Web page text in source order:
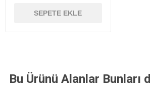
SEPETE EKLE
Bu Ürünü Alanlar Bunları